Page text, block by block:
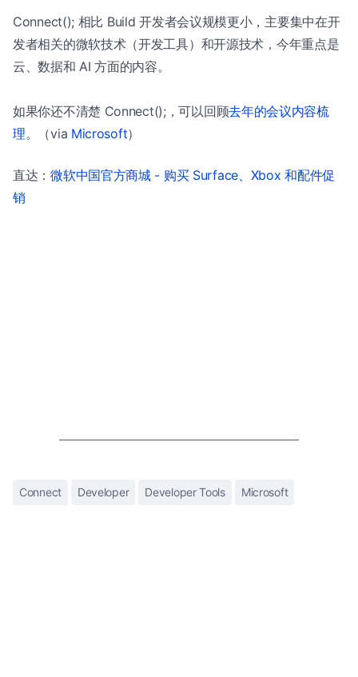
Connect(); 相比 Build 开发者会议规模更小，主要集中在开
发者相关的微软技术（开发工具）和开源技术，今年重点是
云、数据和 AI 方面的内容。
如果你还不清楚 Connect();，可以回顾去年的会议内容梳
理。（via Microsoft）
直达：微软中国官方商城 - 购买 Surface、Xbox 和配件促
销
Connect Developer Developer Tools Microsoft